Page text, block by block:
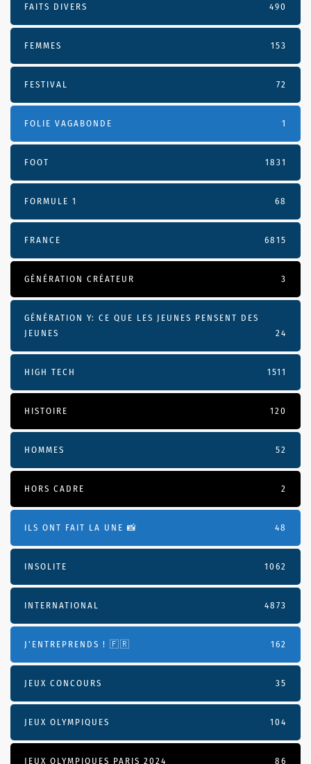
FAITS DIVERS 490
FEMMES 153
FESTIVAL 72
FOLIE VAGABONDE 1
FOOT 1831
FORMULE 1 68
FRANCE 6815
GÉNÉRATION CRÉATEUR 3
GÉNÉRATION Y: CE QUE LES JEUNES PENSENT DES
JEUNES
24
HIGH TECH 1511
HISTOIRE 120
HOMMES 52
HORS CADRE 2
ILS ONT FAIT LA UNE 📸 48
INSOLITE 1062
INTERNATIONAL 4873
J'ENTREPRENDS ! 🇫🇷 162
JEUX CONCOURS 35
JEUX OLYMPIQUES 104
JEUX OLYMPIQUES PARIS 2024 86